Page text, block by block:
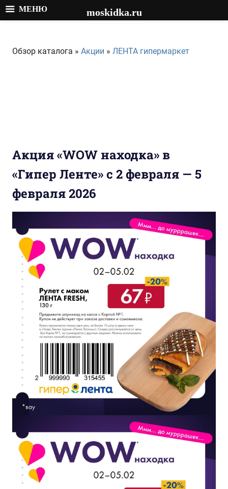
содержимому
Обзор каталога » Акции » ЛЕНТА гипермаркет
Акция «WOW находка» в
«Гипер Ленте» с 2 февраля — 5
февраля 2026
МЕНЮ moskidka.ru